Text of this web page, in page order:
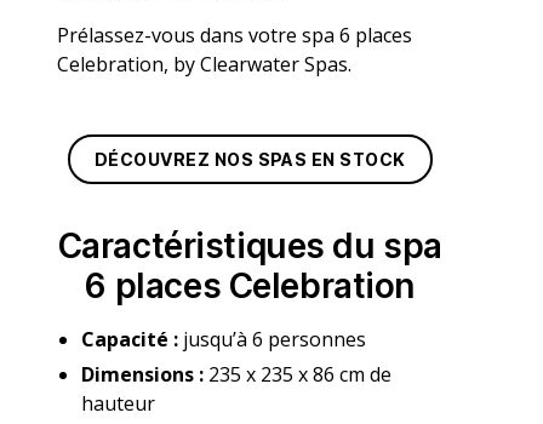
Prélassez-vous dans votre spa 6 places
Celebration, by Clearwater Spas.
DÉCOUVREZ NOS SPAS EN STOCK
Caractéristiques du spa
6 places Celebration
Capacité :jusqu’à 6 personnes
Dimensions :235 x 235 x 86 cm de
hauteur